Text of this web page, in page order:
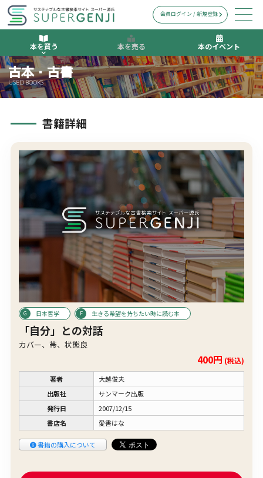
本を買う 本を売る 本のイベント
会員ログイン / 新規登録
古本・古書
USED BOOKS
書籍詳細
日本哲学 生きる希望を持ちたい時に読む本
「自分」との対話
カバー、帯、状態良
400円 (税込)
著者
大越俊夫
出版社
サンマーク出版
発行日
2007/12/15
書店名
愛書はな
書籍の購入について